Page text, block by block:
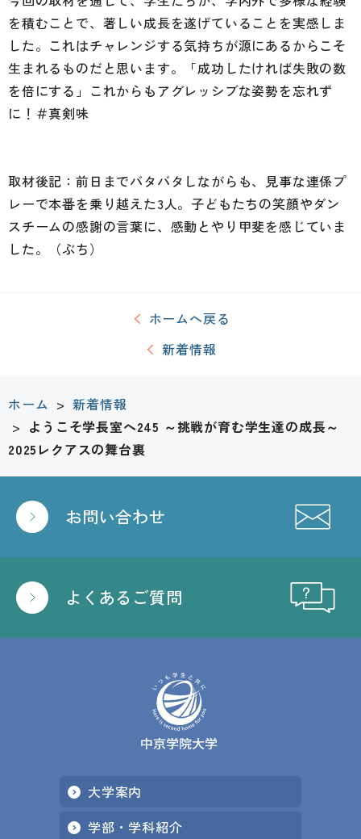
を積むことで、著しい成長を遂げていることを実感しま
した。これはチャレンジする気持ちが源にあるからこそ
生まれるものだと思います。「成功したければ失敗の数
を倍にする」これからもアグレッシブな姿勢を忘れず
に！＃真剣味
取材後記：前日までバタバタしながらも、見事な連係プ
レーで本番を乗り越えた3人。子どもたちの笑顔やダン
スチームの感謝の言葉に、感動とやり甲斐を感じていま
した。（ぶち）
新着情報
ホームへ戻る
ホーム >新着情報
> ようこそ学長室へ245 ～挑戦が育む学生達の成長～
2025レクアスの舞台裏
お問い合わせ
よくあるご質問
大学案内
学部・学科紹介